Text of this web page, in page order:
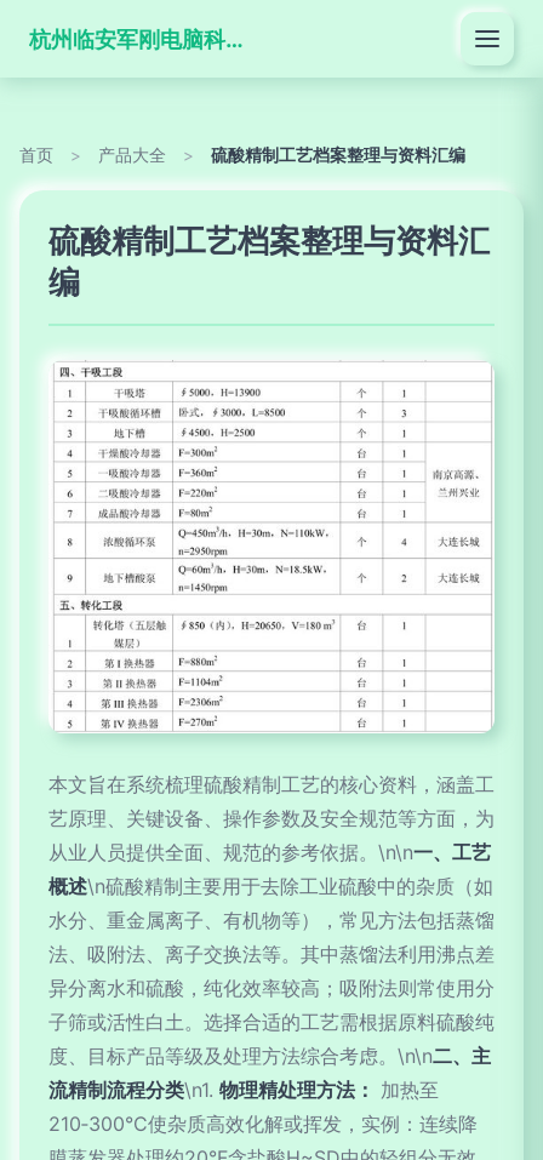
杭州临安军刚电脑科技有限公司
首页 > 产品大全 > 硫酸精制工艺档案整理与资料汇编
硫酸精制工艺档案整理与资料汇
编
本文旨在系统梳理硫酸精制工艺的核心资料，涵盖工
艺原理、关键设备、操作参数及安全规范等方面，为
从业人员提供全面、规范的参考依据。\n\n一、工艺
概述\n硫酸精制主要用于去除工业硫酸中的杂质（如
水分、重金属离子、有机物等），常见方法包括蒸馏
法、吸附法、离子交换法等。其中蒸馏法利用沸点差
异分离水和硫酸，纯化效率较高；吸附法则常使用分
子筛或活性白土。选择合适的工艺需根据原料硫酸纯
度、目标产品等级及处理方法综合考虑。\n\n二、主
流精制流程分类\n1. 物理精处理方法： 加热至
210‑300°C使杂质高效化解或挥发，实例：连续降